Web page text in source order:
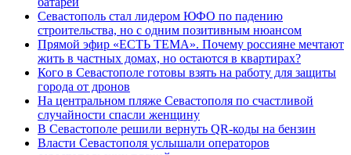
Севастополь стал лидером ЮФО по падению
строительства, но с одним позитивным нюансом
Прямой эфир «ЕСТЬ ТЕМА». Почему россияне мечтают
жить в частных домах, но остаются в квартирах?
Кого в Севастополе готовы взять на работу для защиты
города от дронов
На центральном пляже Севастополя по счастливой
случайности спасли женщину
В Севастополе решили вернуть QR-коды на бензин
Власти Севастополя услышали операторов